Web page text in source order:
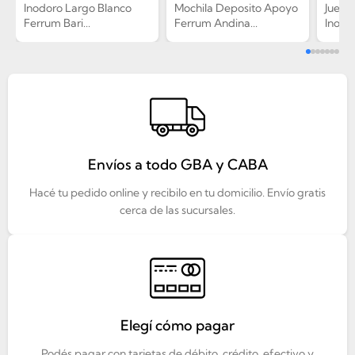
Inodoro Largo Blanco
Ferrum Bari...
Mochila Deposito Apoyo
Ferrum Andina...
Envíos a todo GBA y CABA
Hacé tu pedido online y recibilo en tu domicilio. Envío gratis
cerca de las sucursales.
Elegí cómo pagar